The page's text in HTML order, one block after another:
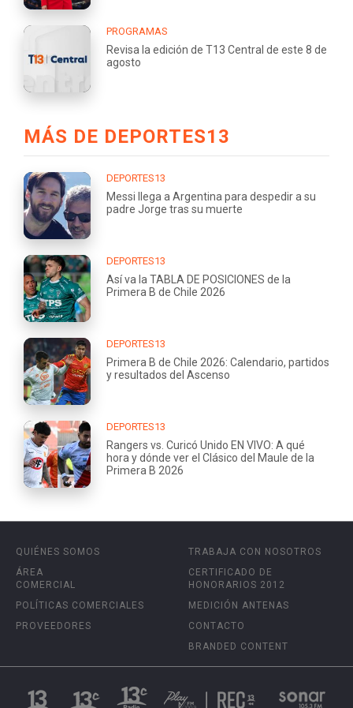
PROGRAMAS
Revisa la edición de T13 Central de este 8 de
agosto
MÁS DE DEPORTES13
DEPORTES13
Messi llega a Argentina para despedir a su
padre Jorge tras su muerte
DEPORTES13
Así va la TABLA DE POSICIONES de la
Primera B de Chile 2026
DEPORTES13
Primera B de Chile 2026: Calendario, partidos
y resultados del Ascenso
DEPORTES13
Rangers vs. Curicó Unido EN VIVO: A qué
hora y dónde ver el Clásico del Maule de la
Primera B 2026
QUIÉNES SOMOS
ÁREA
COMERCIAL
POLÍTICAS COMERCIALES
PROVEEDORES
TRABAJA CON NOSOTROS
CERTIFICADO DE
HONORARIOS 2012
MEDICIÓN ANTENAS
CONTACTO
BRANDED CONTENT